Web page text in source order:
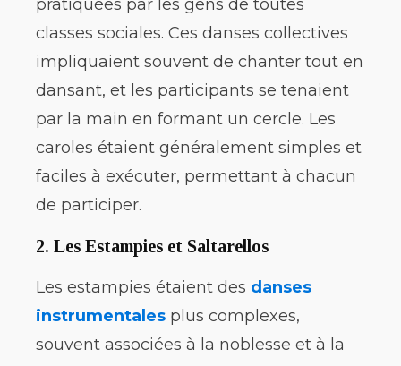
pratiquées par les gens de toutes
classes sociales. Ces danses collectives
impliquaient souvent de chanter tout en
dansant, et les participants se tenaient
par la main en formant un cercle. Les
caroles étaient généralement simples et
faciles à exécuter, permettant à chacun
de participer.
2. Les Estampies et Saltarellos
Les estampies étaient des danses
instrumentales plus complexes,
souvent associées à la noblesse et à la